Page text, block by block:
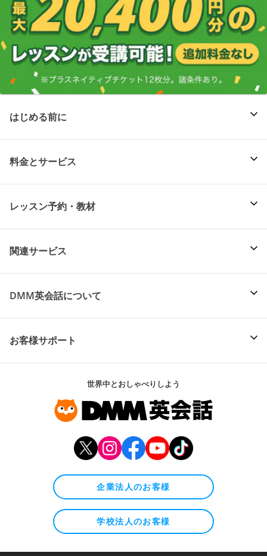
はじめる前に
料金とサービス
レッスン予約・教材
関連サービス
DMM英会話について
お客様サポート
世界中とおしゃべりしよう
企業法人のお客様
学校法人のお客様